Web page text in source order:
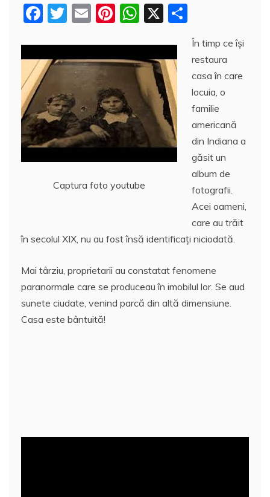
F
c
e
b
o
o
k
T
itt
er
E
ai
l
Pi
er
e
st
W
at
s
A
p
p
X
a
rt
aj
e
a
z
ă
Captura foto youtube
În timp ce îşi
restaura
casa în care
locuia, o
familie
americană
din Indiana a
găsit un
album de
fotografii.
Acei oameni,
care au trăit
în secolul XIX, nu au fost însă identificaţi niciodată.
Mai târziu, proprietarii au constatat fenomene
paranormale care se produceau în imobilul lor. Se aud
sunete ciudate, venind parcă din altă dimensiune.
Casa este bântuită!